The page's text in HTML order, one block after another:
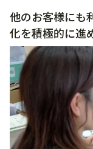
他のお客様にも
化を積極的に進